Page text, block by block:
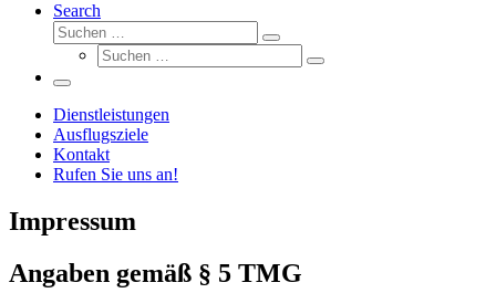
Search
Suche
Suchen
Suche
Suchen
Menü
Dienstleistungen
Ausflugsziele
Kontakt
Rufen Sie uns an!
Impressum
Angaben gemäß § 5 TMG